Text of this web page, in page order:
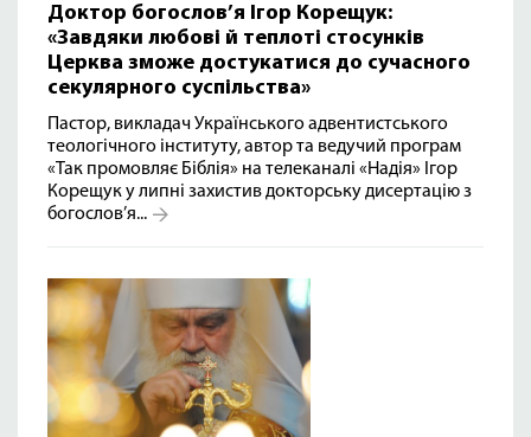
Доктор богослов’я Ігор Корещук:
«Завдяки любові й теплоті стосунків
Церква зможе достукатися до сучасного
секулярного суспільства»
Пастор, викладач Українського адвентистського
теологічного інституту, автор та ведучий програм
«Так промовляє Біблія» на телеканалі «Надія» Ігор
Корещук у липні захистив докторську дисертацію з
богослов’я...